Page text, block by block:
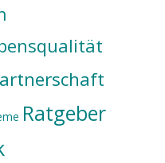
Ratgeber